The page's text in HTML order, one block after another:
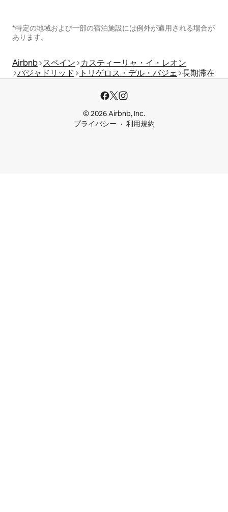
*特定の地域および一部の宿泊施設には例外が適用される場合が
あります。
Airbnb スペイン
カスティーリャ・イ・レオン
バジャドリッド
トリゲロス・デル・バジェ 長期滞在
© 2026 Airbnb, Inc.
プライバシー
利用規約